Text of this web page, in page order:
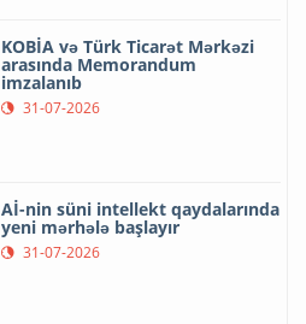
KOBİA və Türk Ticarət Mərkəzi
arasında Memorandum
imzalanıb
31-07-2026
Aİ-nin süni intellekt qaydalarında
yeni mərhələ başlayır
31-07-2026